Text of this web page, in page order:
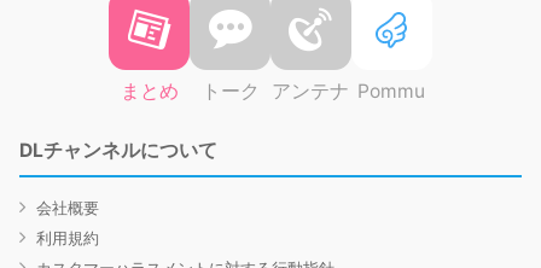
まとめ トーク アンテナ Pommu
DLチャンネルについて
会社概要
利用規約